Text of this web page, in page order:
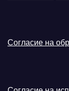
Согласие на